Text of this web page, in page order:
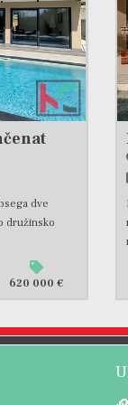
dve
družinsko
620 000 €